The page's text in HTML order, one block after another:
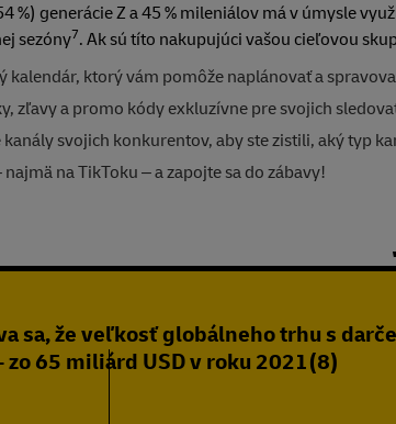
%) generácie Z a 45 % mileniálov má v úmysle
sezóny7. Ak sú títo nakupujúci vašou cieľovou
kalendár, ktorý vám pomôže naplánovať a
zľavy a promo kódy exkluzívne pre svojich
kanály svojich konkurentov, aby ste zistili, aký typ
na TikToku – a zapojte sa do zábavy!
sa, že veľkosť globálneho trhu s
zo 65 miliárd USD v roku 2021(8)